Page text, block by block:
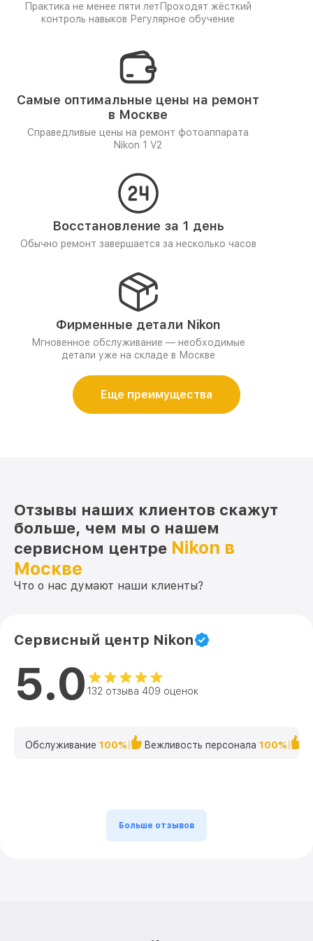
Практика не менее пяти лет Проходят жёсткий
контроль навыков Регулярное обучение
Самые оптимальные цены на ремонт
в Москве
Справедливые цены на ремонт фотоаппарата
Nikon 1 V2
Восстановление за 1 день
Обычно ремонт завершается за несколько часов
Фирменные детали Nikon
Мгновенное обслуживание — необходимые
детали уже на складе в Москве
Еще преимущества
Отзывы наших клиентов скажут
больше, чем мы о нашем
сервисном центре Nikon в
Москве
Что о нас думают наши клиенты?
Сервисный центр Nikon
5.0 132 отзыва 409 оценок
Обслуживание 100% Вежливость персонала 100%
Больше отзывов